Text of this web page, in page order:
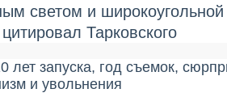
светом и
Тарковского
лет запуска, год съемок,
и увольнения